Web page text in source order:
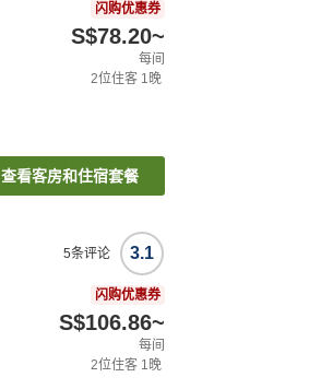
闪购优惠券
S$78.20~
每间
2位住客 1晚
查看客房和住宿套餐
3.1
5条评论
闪购优惠券
S$106.86~
每间
2位住客 1晚